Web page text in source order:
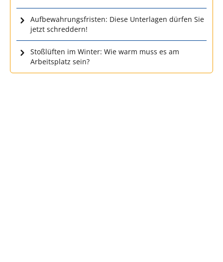
Aufbewahrungsfristen: Diese Unterlagen dürfen Sie
jetzt schreddern!
Stoßlüften im Winter: Wie warm muss es am
Arbeitsplatz sein?